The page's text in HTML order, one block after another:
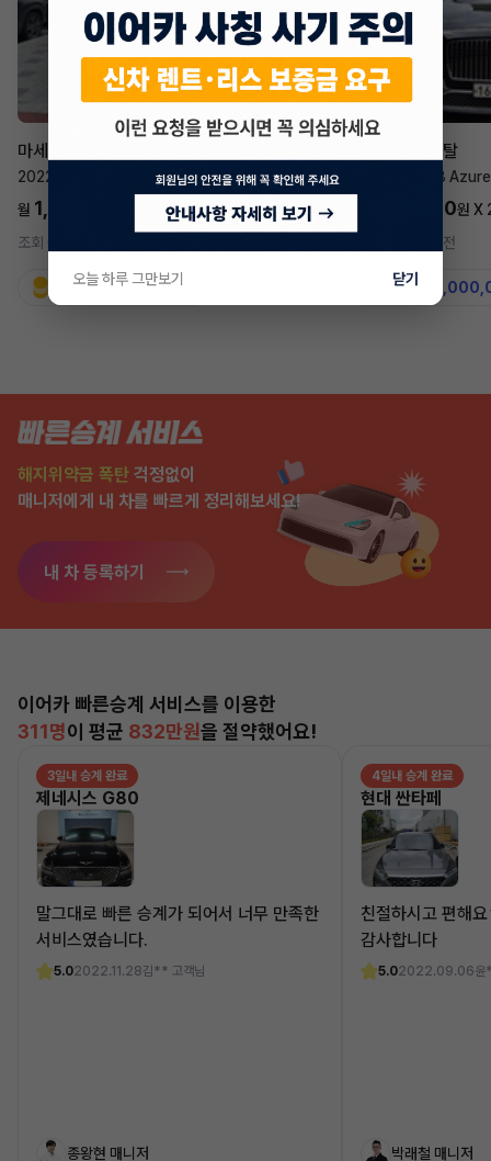
승계 매니저
한태현
마세라티 르반떼
2022년
2.0 Hybrid GT
월 1,697,700 24개월
조회 685
지원금31,860,000원
벤틀리 컨티넨탈
4.0 V8 Azure
5,577,270원 X
2주 전
지원금
해지위약금 폭탄 걱정없이
매니저에게 내 차를 빠르게 정리해보세요!
내 차 등록하기
이어카 빠른승계 서비스를 이용한
311명이 평균 832만원을 절약했어요!
3일내 승계 완료
제네시스 G80
말그대로 빠른 승계가 되어서 너무 만족한
서비스였습니다.
5.02022.11.28김** 고객님
종왕현 매니저
4일내 승계 완료
현대 싼타페
친절하시고 편해
감사합니다
5.02022.09.06윤
박래철 매니저
오늘 하루 그만보기 닫기